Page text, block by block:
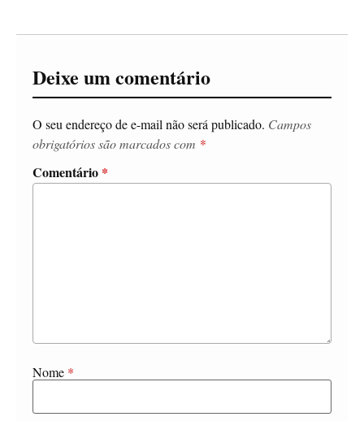
Deixe um comentário
O seu endereço de e-mail não será publicado. Campos
obrigatórios são marcados com *
Comentário *
Nome *